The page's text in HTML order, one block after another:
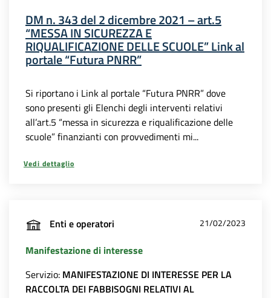
DM n. 343 del 2 dicembre 2021 – art.5
“MESSA IN SICUREZZA E
RIQUALIFICAZIONE DELLE SCUOLE” Link al
portale “Futura PNRR”
Si riportano i Link al portale “Futura PNRR” dove
sono presenti gli Elenchi degli interventi relativi
all’art.5 “messa in sicurezza e riqualificazione delle
scuole” finanzianti con provvedimenti mi...
Vedi dettaglio
Enti e operatori 21/02/2023
Manifestazione di interesse
Servizio: MANIFESTAZIONE DI INTERESSE PER LA
RACCOLTA DEI FABBISOGNI RELATIVI AL